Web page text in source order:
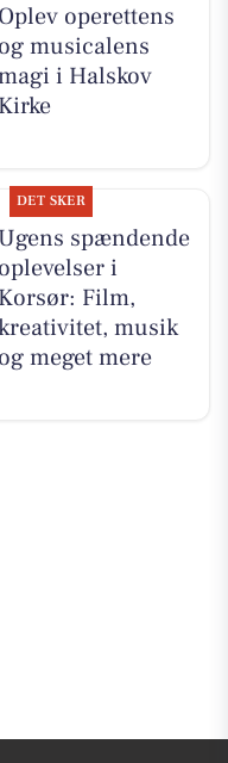
Oplev operettens
og musicalens
i Halskov
Kirke
DET SKER
Ugens spændende
oplevelser i
Korsør: Film,
musik
og meget mere